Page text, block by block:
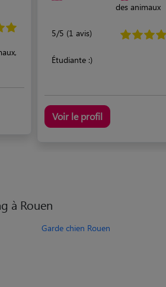
des animaux
5/5 (1 avis)
Étudiante :)
Voir le profil
à Rouen
Garde chien Rouen